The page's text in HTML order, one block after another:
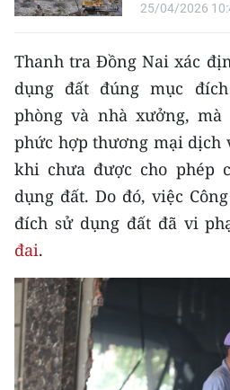
TIN MỚI
TIN ĐỊA PHƯƠNG
Trung du và miền núi phía
Đồng bằng sông Hồng
Bắc Trung Bộ
Duyên hải Nam Trung Bộ và
Nguyên
Đông Nam Bộ
Đồng bằng sông Cửu Long
Chuyên trang Hà Nội
25/04/2026
Thanh tra Đồng Nai xác
dụng đất đúng mục
phòng và nhà xưởng,
phức hợp thương mại dịch
khi chưa được cho phép
dụng đất. Do đó, việc
đích sử dụng đất đã vi
đai.